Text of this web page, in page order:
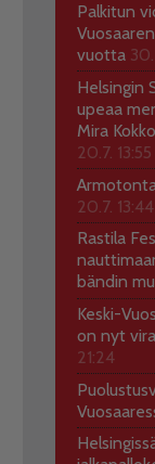
Palkitun
vuotta
Helsingin
upeaa
Mira
20.7. 13:55
20.7. 13:44
Rastila
bändin
Keski-
on nyt
21:24